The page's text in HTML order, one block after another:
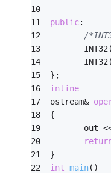
public
/
       INT32(
};
inline
ostream&
{
out
}
int main()